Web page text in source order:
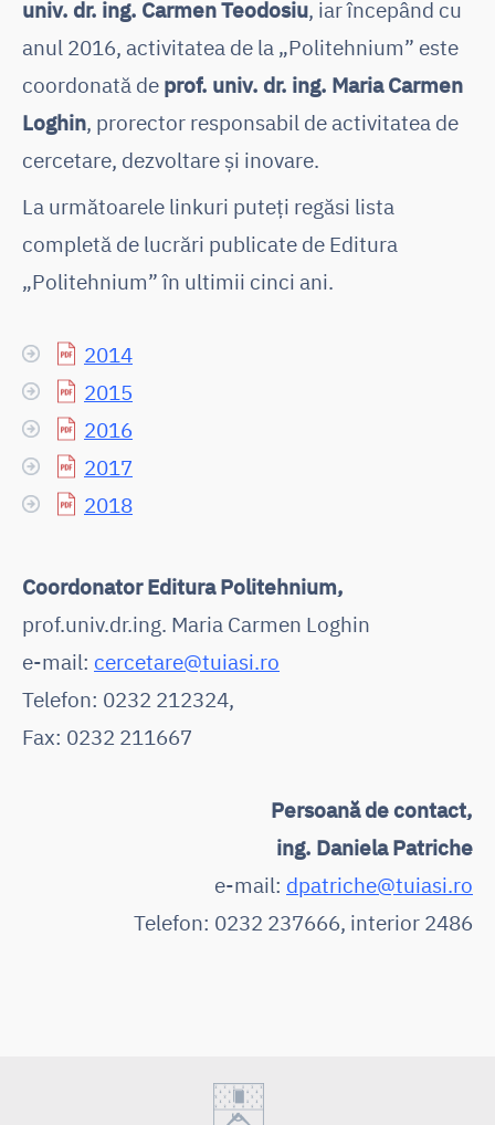
univ. dr. ing. Carmen Teodosiu, iar începând cu
anul 2016, activitatea de la „Politehnium” este
coordonată de prof. univ. dr. ing. Maria Carmen
Loghin, prorector responsabil de activitatea de
cercetare, dezvoltare și inovare.
La următoarele linkuri puteți regăsi lista
completă de lucrări publicate de Editura
„Politehnium” în ultimii cinci ani.
2014
2015
2016
2017
2018
Coordonator Editura Politehnium,
prof.univ.dr.ing. Maria Carmen Loghin
e-mail: cercetare@tuiasi.ro
Telefon: 0232 212324,
Fax: 0232 211667
Persoană de contact,
ing. Daniela Patriche
e-mail: dpatriche@tuiasi.ro
Telefon: 0232 237666, interior 2486